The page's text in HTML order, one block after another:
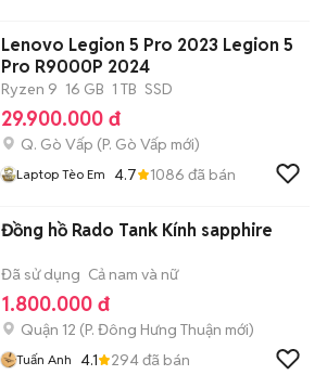
Lenovo Legion 5 Pro 2023 Legion 5
Pro R9000P 2024
Ryzen 9 16 GB 1 TB SSD
29.900.000 đ
Q. Gò Vấp (P. Gò Vấp mới)
Laptop Tèo Em 4.7 1086 đã bán
Đồng hồ Rado Tank Kính sapphire
Đã sử dụng Cả nam và nữ
1.800.000 đ
Quận 12 (P. Đông Hưng Thuận mới)
Tuấn Anh 4.1 294đã bán